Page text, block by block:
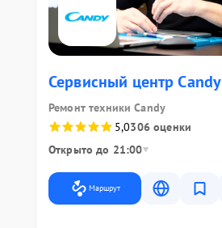
Сервисный центр Candy
Ремонт техники Candy
5,0306 оценки
Открыто до 21:00
Маршрут